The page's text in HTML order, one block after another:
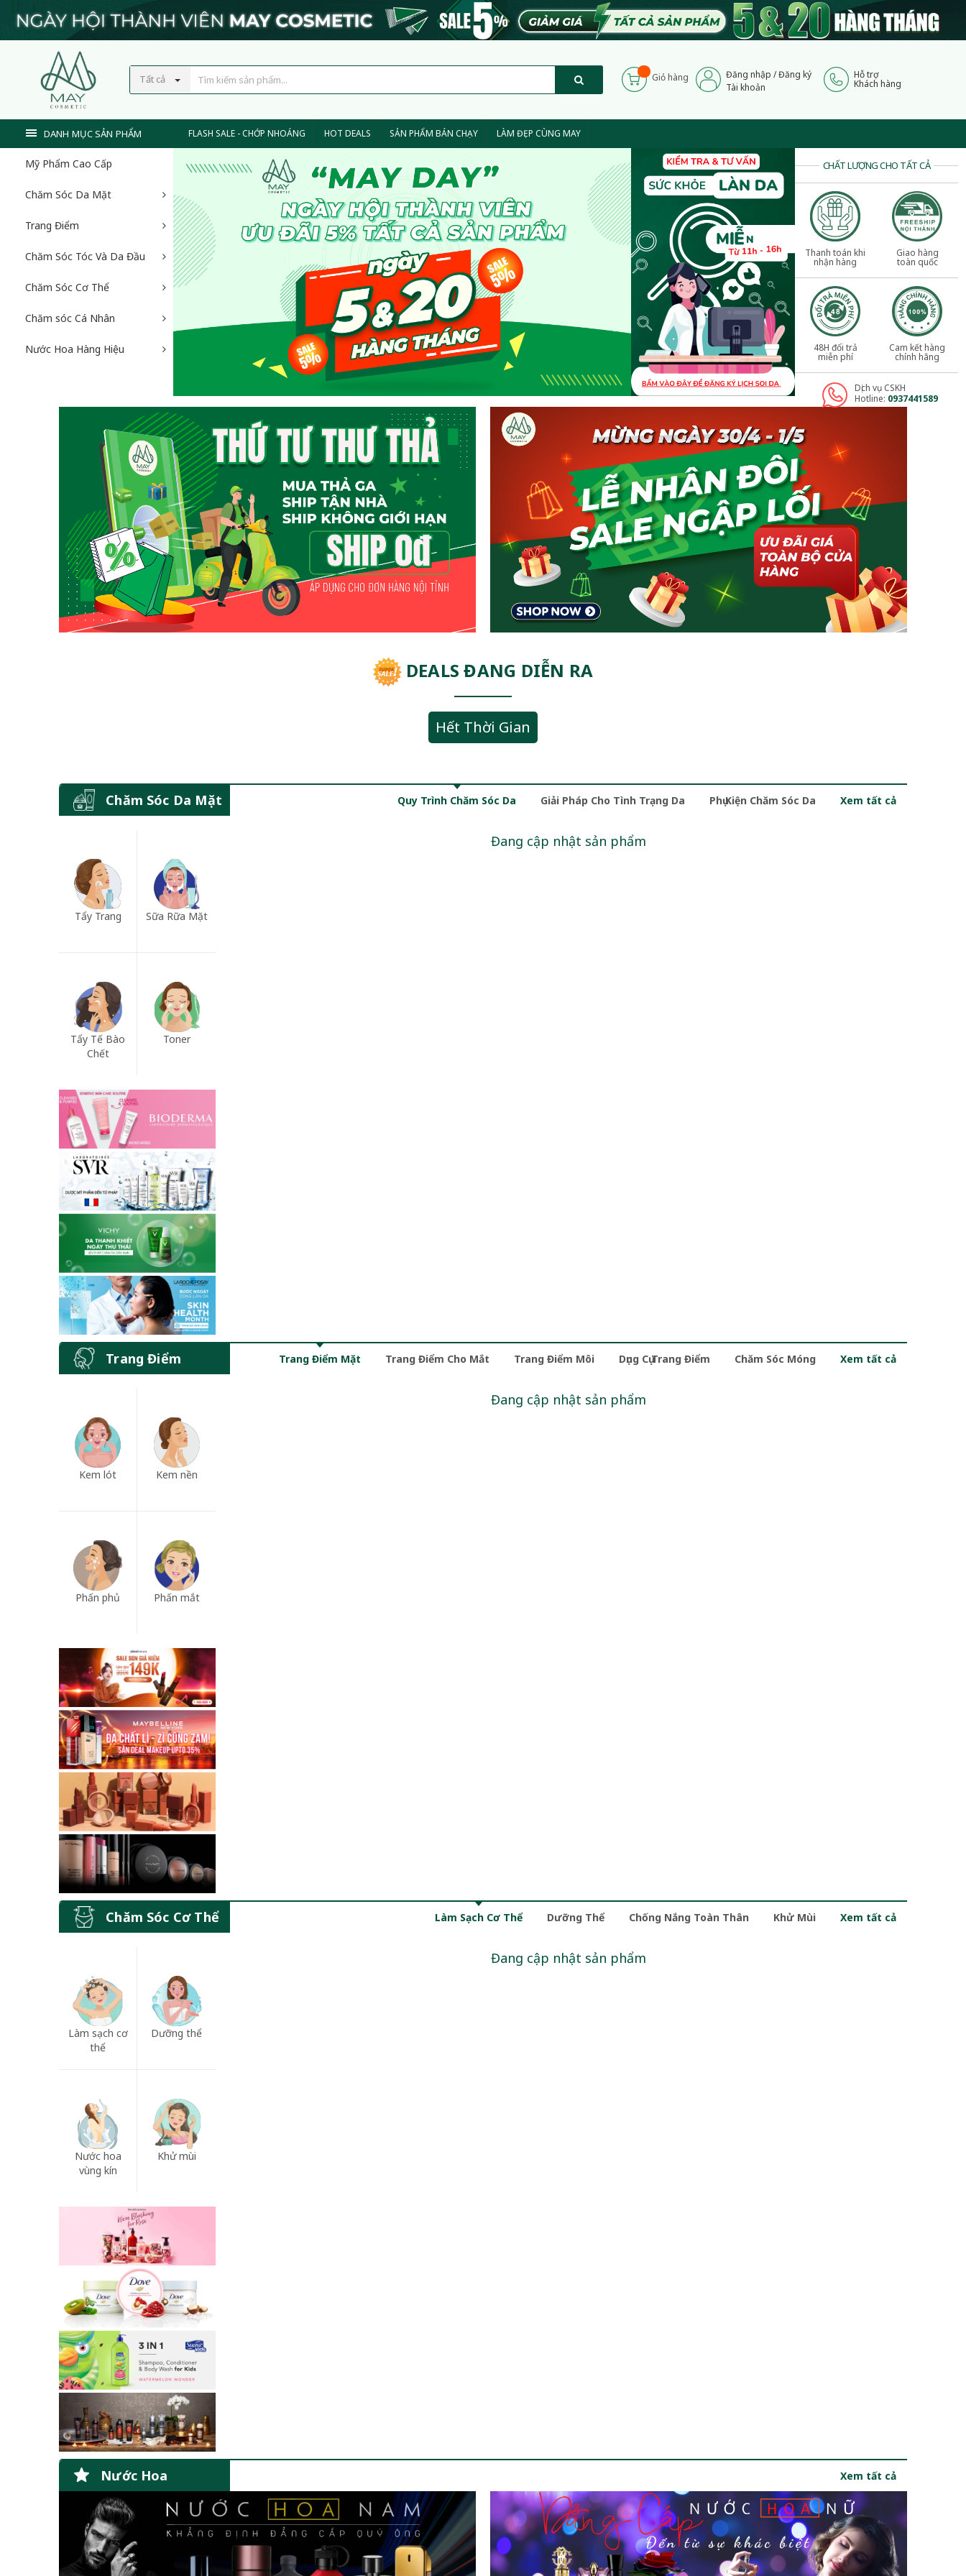
Tất cả Giỏ hàng Đăng nhập /Đăng ký
Tài khoản
Hỗ trợ
Khách hàng
DANH MỤC SẢN PHẨM
Mỹ Phẩm Cao Cấp
Chăm Sóc Da Mặt
Trang Điểm
Chăm Sóc Tóc Và Da Đầu
Chăm Sóc Cơ Thể
Chăm sóc Cá Nhân
Nước Hoa Hàng Hiệu
FLASH SALE - CHỚP NHOÁNG HOT DEALS SẢN PHẨM BÁN CHẠY LÀM ĐẸP CÙNG MAY
CHẤT LƯỢNG CHO TẤT CẢ
Thanh toán khi
nhận hàng
Giao hàng
toàn quốc
48H đổi trả
miễn phí
Cam kết hàng
chính hãng
Dịch vụ CSKH
Hotline: 0937441589
DEALS ĐANG DIỄN RA
Hết Thời Gian
Chăm Sóc Da Mặt Quy Trình Chăm Sóc Da Giải Pháp Cho Tình Trạng Da Phụ Kiện Chăm Sóc Da Xem tất cả
Tẩy Trang Sữa Rữa Mặt
Tẩy Tế Bào
Chết
Toner
Đang cập nhật sản phẩm
Trang Điểm Trang Điểm Mặt Trang Điểm Cho Mắt Trang Điểm Môi Dụng Cụ Trang Điểm Chăm Sóc Móng Xem tất cả
Kem lót Kem nền
Phấn phủ Phấn mắt
Đang cập nhật sản phẩm
Chăm Sóc Cơ Thể Làm Sạch Cơ Thể Dưỡng Thể Chống Nắng Toàn Thân Khử Mùi Xem tất cả
Làm sạch cơ
thể
Dưỡng thể
Nước hoa
vùng kín
Khử mùi
Đang cập nhật sản phẩm
Nước Hoa Xem tất cả